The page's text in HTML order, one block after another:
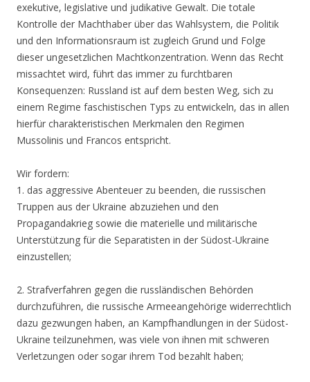
exekutive, legislative und judikative Gewalt. Die totale
Kontrolle der Machthaber über das Wahlsystem, die Politik
und den Informationsraum ist zugleich Grund und Folge
dieser ungesetzlichen Machtkonzentration. Wenn das Recht
missachtet wird, führt das immer zu furchtbaren
Konsequenzen: Russland ist auf dem besten Weg, sich zu
einem Regime faschistischen Typs zu entwickeln, das in allen
hierfür charakteristischen Merkmalen den Regimen
Mussolinis und Francos entspricht.
Wir fordern:
1. das aggressive Abenteuer zu beenden, die russischen
Truppen aus der Ukraine abzuziehen und den
Propagandakrieg sowie die materielle und militärische
Unterstützung für die Separatisten in der Südost-Ukraine
einzustellen;
2. Strafverfahren gegen die russländischen Behörden
durchzuführen, die russische Armeeangehörige widerrechtlich
dazu gezwungen haben, an Kampfhandlungen in der Südost-
Ukraine teilzunehmen, was viele von ihnen mit schweren
Verletzungen oder sogar ihrem Tod bezahlt haben;